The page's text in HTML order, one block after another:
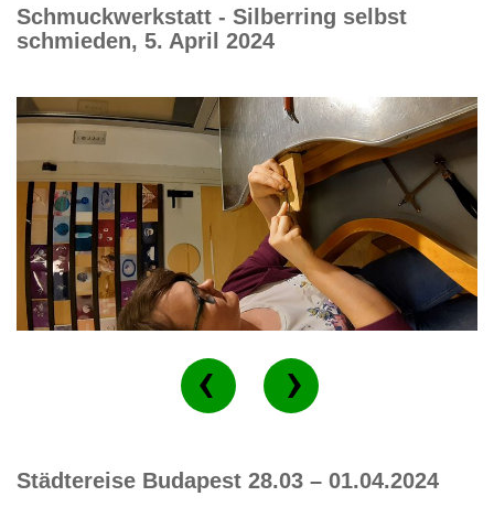
Schmuckwerkstatt - Silberring selbst
schmieden, 5. April 2024
Städtereise Budapest 28.03 – 01.04.2024